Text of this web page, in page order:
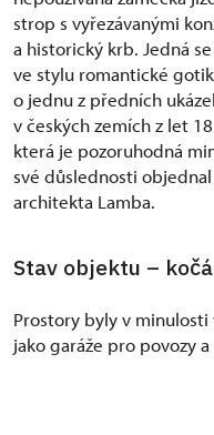
strop s vyřezávanými
a historický krb. Jedná
ve stylu romantické
o jednu z předních
v českých zemích z let
která je pozoruhodná
své důslednosti
architekta Lamba.
Stav objektu –
Prostory byly v minulosti
jako garáže pro povozy